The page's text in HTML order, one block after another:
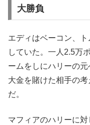
大勝負
エディはベーコン、
していた。一人2.5万
ームをしにハリーの元
大金を賭けた相手の
だ。
マフィアのハリーに